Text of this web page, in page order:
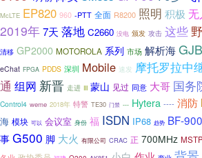
McLTE EP820 960 -PTT 全面 R8200 照明 积极 无
2019年7天 落地 C2660 没电 颁发 攻击 这些
清移 GP2000 MOTOROLA 系列 市场 解析海GJB
eChat FPGA PDDS 深圳 Mobile 速发 摩托罗拉中
通 组网 新晋 走进 III 蒙山 见过 同意 大哥 国务
Control4 weme 2018年 特警 TE30 门禁 --- Hytera ---- 消防
海 模块 可以 会议室 身份 福 ISDN IP68 趋势 BF-
事 G500 脚 大火 有限公司 CRAC 正 700MHz MSTP